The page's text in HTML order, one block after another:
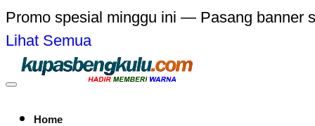
Promo spesial minggu ini — Pasang banner
Lihat Semua
Home